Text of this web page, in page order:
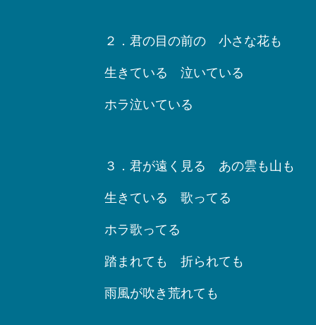
２．君の目の前の 小さな花も
生きている 泣いている
ホラ泣いている
３．君が遠く見る あの雲も山も
生きている 歌ってる
ホラ歌ってる
踏まれても 折られても
雨風が吹き荒れても